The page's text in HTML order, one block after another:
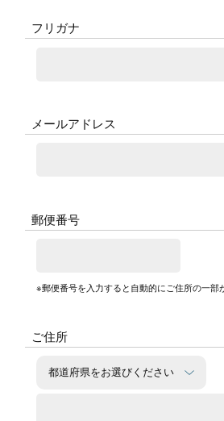
フリガナ
メールアドレス
郵便番号
※郵便番号を入力すると自動的にご住所の一部
ご住所